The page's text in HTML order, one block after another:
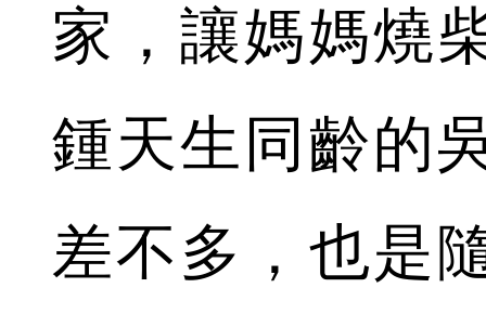
家，讓媽媽燒
鍾天生同齡的
差不多，也是